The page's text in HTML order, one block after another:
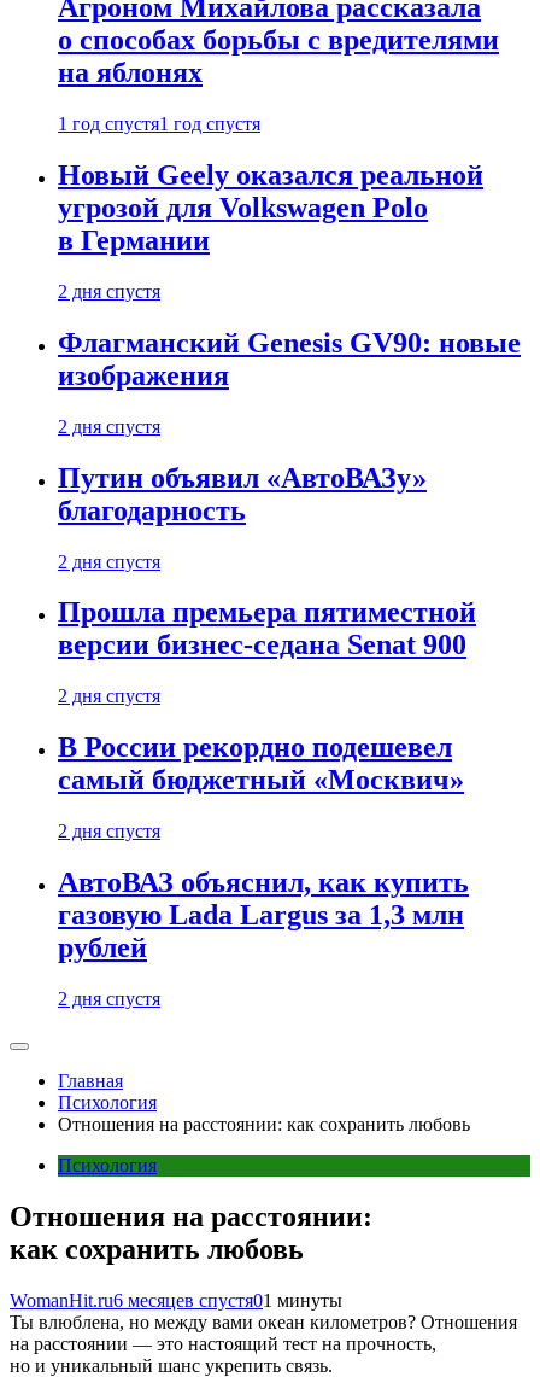
Агроном Михайлова рассказала
о способах борьбы с вредителями
на яблонях
1 год спустя1 год спустя
Новый Geely оказался реальной
угрозой для Volkswagen Polo
в Германии
2 дня спустя
Флагманский Genesis GV90: новые
изображения
2 дня спустя
Путин объявил «АвтоВАЗу»
благодарность
2 дня спустя
Прошла премьера пятиместной
версии бизнес-седана Senat 900
2 дня спустя
В России рекордно подешевел
самый бюджетный «Москвич»
2 дня спустя
АвтоВАЗ объяснил, как купить
газовую Lada Largus за 1,3 млн
рублей
2 дня спустя
Главная
Психология
Отношения на расстоянии: как сохранить любовь
Психология
Отношения на расстоянии:
как сохранить любовь
WomanHit.ru6 месяцев спустя01 минуты
Ты влюблена, но между вами океан километров? Отношения
на расстоянии — это настоящий тест на прочность,
но и уникальный шанс укрепить связь.